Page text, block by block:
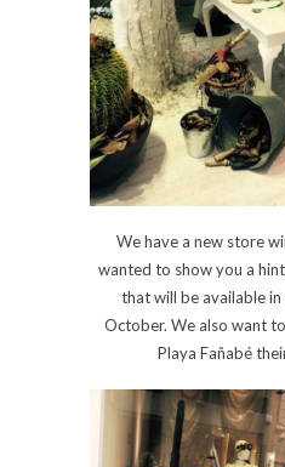
We have a new store
wanted to show you a
that will be available
October. We also want
Playa Fañabé